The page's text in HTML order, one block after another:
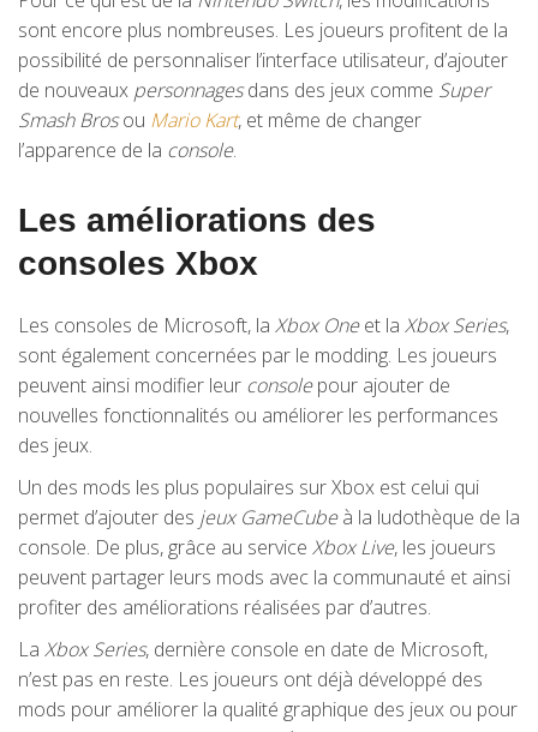
sont encore plus nombreuses. Les joueurs profitent de la
possibilité de personnaliser l’interface utilisateur, d’ajouter
de nouveaux personnagesdans des jeux comme Super
Smash Brosou Mario Kart, et même de changer
l’apparence de la console.
Les améliorations des
consoles Xbox
Les consoles de Microsoft, la Xbox Oneet la Xbox Series,
sont également concernées par le modding. Les joueurs
peuvent ainsi modifier leur consolepour ajouter de
nouvelles fonctionnalités ou améliorer les performances
des jeux.
Un des mods les plus populaires sur Xbox est celui qui
permet d’ajouter des jeux GameCubeà la ludothèque de la
console. De plus, grâce au service Xbox Live, les joueurs
peuvent partager leurs mods avec la communauté et ainsi
profiter des améliorations réalisées par d’autres.
La Xbox Series, dernière console en date de Microsoft,
n’est pas en reste. Les joueurs ont déjà développé des
mods pour améliorer la qualité graphique des jeux ou pour